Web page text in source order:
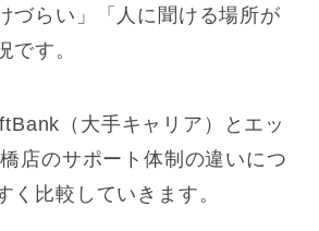
づらい」「人に聞ける場所が
です。
（大手キャリア）とエッ
店のサポート体制の違いにつ
く比較していきます。